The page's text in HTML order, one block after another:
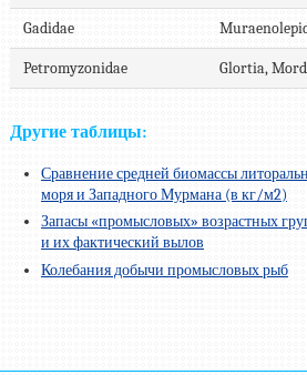
Gadidae
Petromyzonidae Glortia,
Другие таблицы:
Сравнение средней биомассы
моря и Западного Мурмана (в кг/м2)
Запасы «промысловых» возрастных
и их фактический вылов
Колебания добычи промысловых рыб